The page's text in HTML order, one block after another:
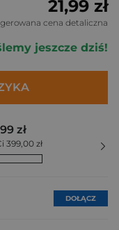
21,99 zł
cena detaliczna
jeszcze dziś!
zł
zł
DOŁĄCZ